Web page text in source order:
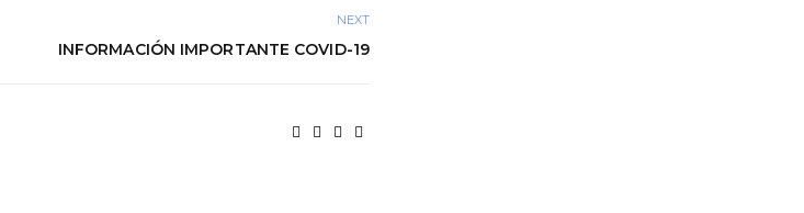
NEXT
INFORMACIÓN IMPORTANTE COVID-19